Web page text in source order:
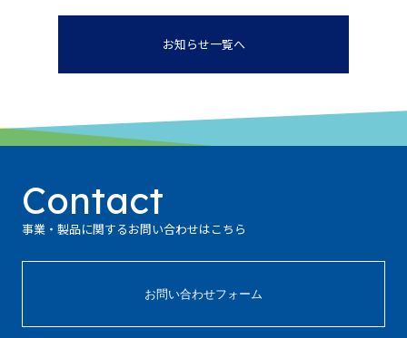
お知らせ一覧へ
Contact
事業・製品に関するお問い合わせはこちら
お問い合わせフォーム